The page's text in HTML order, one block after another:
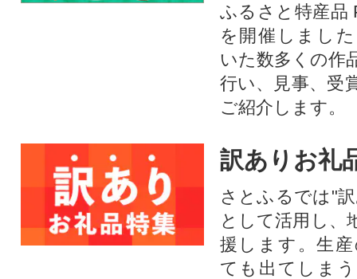
ふるさと特産品
を開催しまし
いた数多くの作
行い、見事、受
ご紹介します。
訳ありお礼
さとふるでは"
として活用し、
援します。⽣
ても出てしま